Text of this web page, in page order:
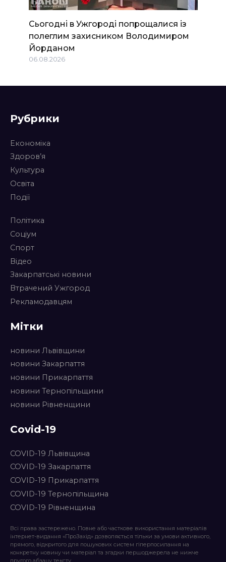
Сьогодні в Ужгороді попрощалися із
полеглим захисником Володимиром
Йорданом
06.08.2026
Рубрики
Економіка
Здоров’я
Культура
Освіта
Події
Політика
Соціум
Спорт
Відео
Закарпатські новини
Втрачений Ужгород
Рекламодавцям
Мітки
новини Львівщини
новини Закарпаття
новини Прикарпаття
новини Тернопільщини
новини Рівненщини
Covid-19
COVID-19 Львівщина
COVID-19 Закарпаття
COVID-19 Прикарпаття
COVID-19 Тернопільщина
COVID-19 Рівненщина
Всі права застережено. Повне або часткове використання матеріалів
інтернет-видання «ПроЗахід» дозволяється тільки за умови активного,
прямого, відкритого для пошукових систем гіперпосилання на
конкретну новину чи матеріал та згадки першоджерела не нижче